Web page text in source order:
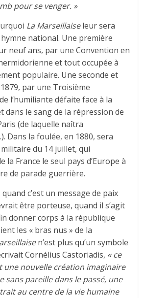
pour se venger. »
La Marseillaiseleur sera
national. Une première
neuf ans, par une Convention en
et tout occupée à
populaire. Une seconde et
par une Troisième
l’humiliante défaite face à la
dans le sang de la répression de
(de laquelle naîtra
Dans la foulée, en 1880, sera
du 14 juillet, qui
la France le seul pays d’Europe à
de parade guerrière.
c’est un message de paix
être porteuse, quand il s’agit
donner corps à la république
les « bras nus » de la
n’est plus qu’un symbole
Cornélius Castoriadis, « ce
une nouvelle création imaginaire
sans pareille dans le passé, une
au centre de la vie humaine